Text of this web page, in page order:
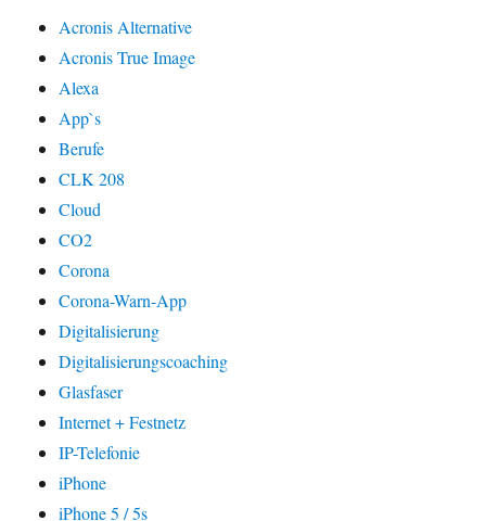
Acronis Alternative
Acronis True Image
Alexa
App`s
Berufe
CLK 208
Cloud
CO2
Corona
Corona-Warn-App
Digitalisierung
Digitalisierungscoaching
Glasfaser
Internet + Festnetz
IP-Telefonie
iPhone
iPhone 5 / 5s